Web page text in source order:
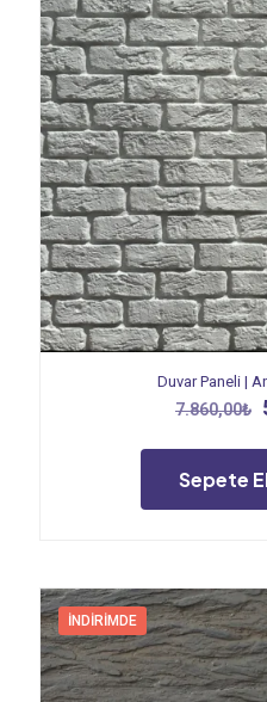
Duvar Paneli |
7.860,00₺
Sepete
İNDIRIMDE